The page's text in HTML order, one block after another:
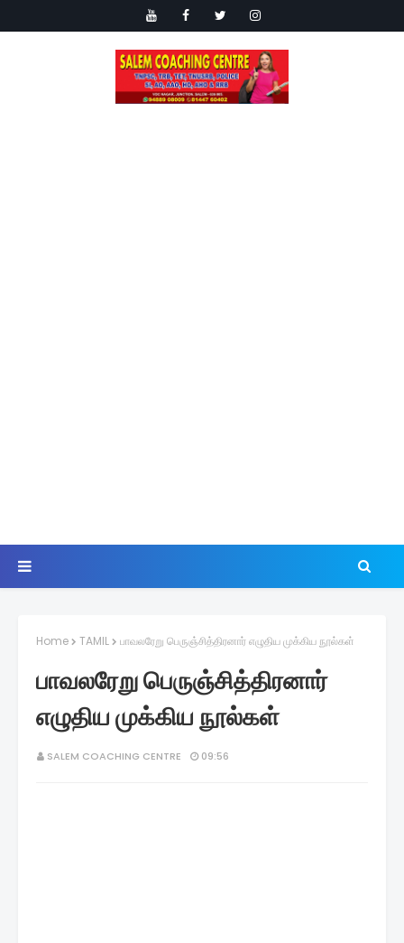
Home TAMIL பாவலரேறு பெருஞ்சித்திரனார் எழுதிய முக்கிய நூல்கள்
பாவலரேறு பெருஞ்சித்திரனார்
எழுதிய முக்கிய நூல்கள்
SALEM COACHING CENTRE 09:56